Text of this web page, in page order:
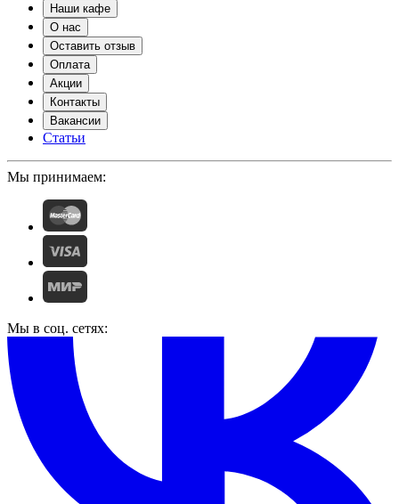
Наши кафе
О нас
Оставить отзыв
Оплата
Акции
Контакты
Вакансии
Статьи
Мы принимаем:
Мы в соц. сетях: